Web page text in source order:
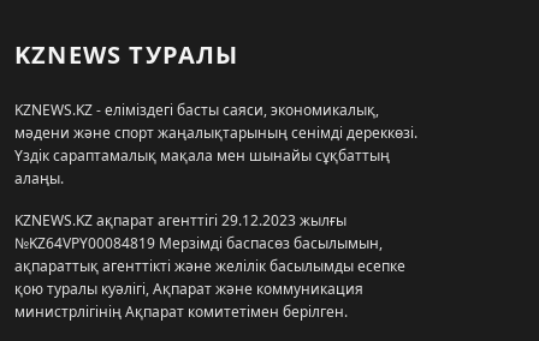
KZNEWS ТУРАЛЫ
KZNEWS.KZ - еліміздегі басты саяси, экономикалық,
мәдени және спорт жаңалықтарының сенімді дереккөзі.
Үздік сараптамалық мақала мен шынайы сұқбаттың
алаңы.
KZNEWS.KZ ақпарат агенттігі 29.12.2023 жылғы
№KZ64VPY00084819 Мерзімді баспасөз басылымын,
ақпараттық агенттікті және желілік басылымды есепке
қою туралы куәлігі, Ақпарат және коммуникация
министрлігінің Ақпарат комитетімен берілген.